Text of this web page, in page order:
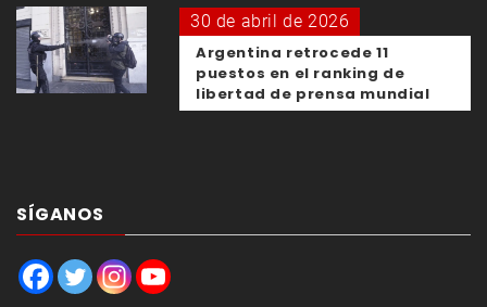
30 de abril de 2026
Argentina retrocede 11
puestos en el ranking de
libertad de prensa mundial
SÍGANOS